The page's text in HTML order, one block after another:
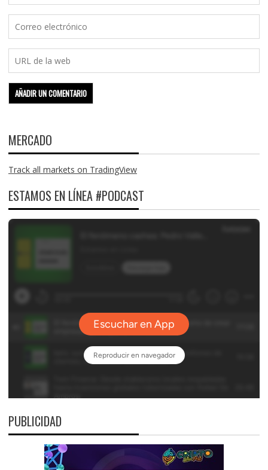
MERCADO
Track all markets on TradingView
ESTAMOS EN LÍNEA #PODCAST
PUBLICIDAD